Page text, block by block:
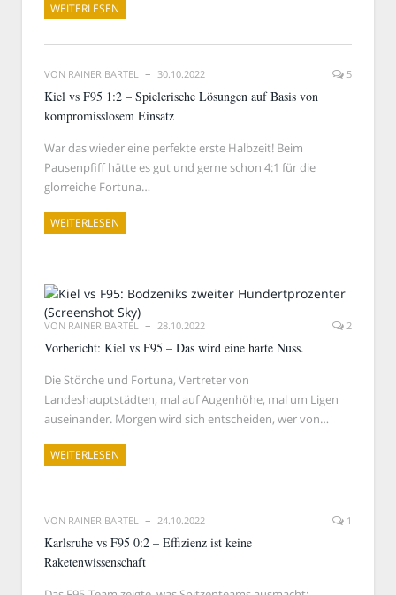
WEITERLESEN
VON RAINER BARTEL 30.10.2022 5
Kiel vs F95 1:2 – Spielerische Lösungen auf Basis von
kompromisslosem Einsatz
War das wieder eine perfekte erste Halbzeit! Beim
Pausenpfiff hätte es gut und gerne schon 4:1 für die
glorreiche Fortuna…
WEITERLESEN
VON RAINER BARTEL 28.10.2022 2
Vorbericht: Kiel vs F95 – Das wird eine harte Nuss.
Die Störche und Fortuna, Vertreter von
Landeshauptstädten, mal auf Augenhöhe, mal um Ligen
auseinander. Morgen wird sich entscheiden, wer von…
WEITERLESEN
VON RAINER BARTEL 24.10.2022 1
Karlsruhe vs F95 0:2 – Effizienz ist keine
Raketenwissenschaft